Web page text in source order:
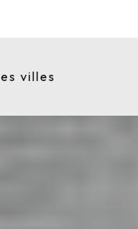
villes